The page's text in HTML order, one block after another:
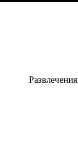
Развлечения